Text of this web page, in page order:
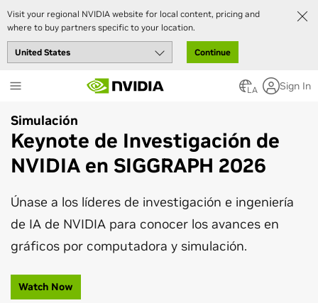
Visit your regional NVIDIA website for local content, pricing and
where to buy partners specific to your location.
Continue
to
content
LA Sign In
Simulación
Keynote de Investigación de
NVIDIA en SIGGRAPH 2026
Únase a los líderes de investigación e ingeniería
de IA de NVIDIA para conocer los avances en
gráficos por computadora y simulación.
Watch Now
NVIDIA GTC
Keynote del CEO de NVIDIA Jensen
Huang en GTC Taipei
Vea la repetición del keynote, que revela avances
en infraestructura de IA que impulsan fábricas
de IA, sistemas de IA agéntica, IA física y
robótica, y una nueva generación de
computación personal nativa en IA.